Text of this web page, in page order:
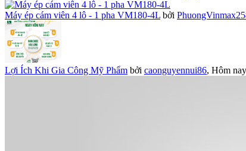
Máy ép cám viên 4 lô - 1 pha VM180-4L bởi
Lợi Ích Khi Gia Công Mỹ Phẩm bởi caonguyennui86, Hôm